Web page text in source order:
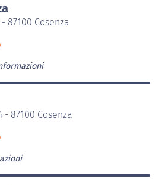
87100 Cosenza
- 87100 Cosenza